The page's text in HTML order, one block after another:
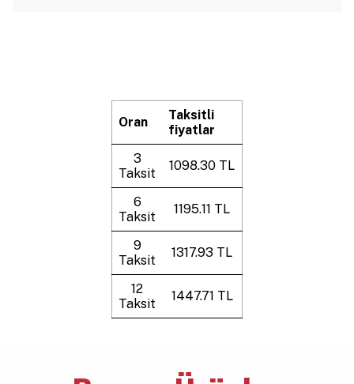
Oran
Taksitli
fiyatlar
3
Taksit
1098.30 TL
6
Taksit
1195.11 TL
9
Taksit
1317.93 TL
12
Taksit
1447.71 TL